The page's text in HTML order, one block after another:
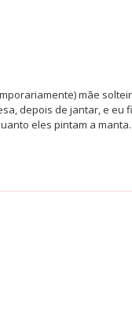
mãe
depois de jantar, e eu
eles pintam a